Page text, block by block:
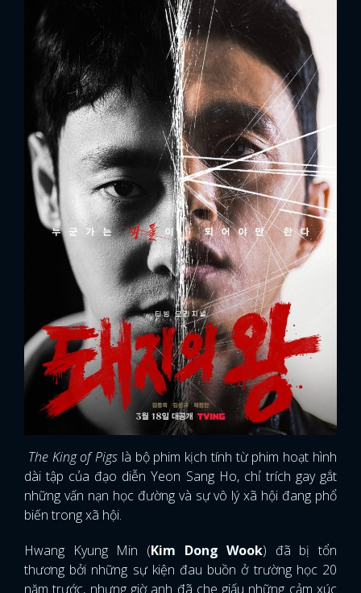
The King of Pigs là bộ phim kịch tính từ phim hoạt hình
dài tập của đạo diễn Yeon Sang Ho, chỉ trích gay gắt
những vấn nạn học đường và sự vô lý xã hội đang phổ
biến trong xã hội.
Hwang Kyung Min (Kim Dong Wook) đã bị tổn
thương bởi những sự kiện đau buồn ở trường học 20
năm trước, nhưng giờ anh đã che giấu những cảm xúc